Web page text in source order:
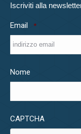
Iscriviti alla
Email *
Nome
CAPTCHA